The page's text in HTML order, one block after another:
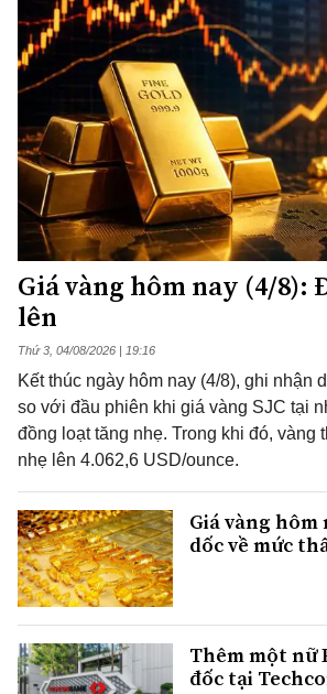
Giá vàng hôm nay (4/8):
lên
Thứ 3, 04/08/2026 | 19:16
Kết thúc ngày hôm nay (4/8), ghi nhận
so với đầu phiên khi giá vàng SJC tại
đồng loạt tăng nhẹ. Trong khi đó, vàng
nhẹ lên 4.062,6 USD/ounce.
Giá vàng hôm
dốc về mức
Thêm một nữ
đốc tại